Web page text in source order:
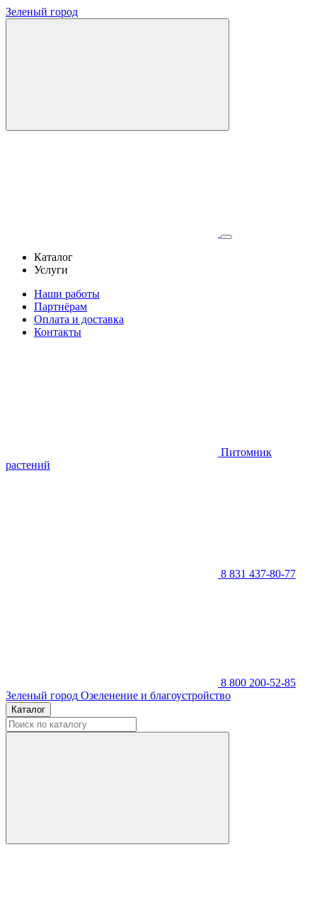
Зеленый город
Каталог
Услуги
Наши работы
Партнёрам
Оплата и доставка
Контакты
Питомник
растений
8 831 437-80-77
8 800 200-52-85
Зеленый город Озеленение и благоустройство
Каталог